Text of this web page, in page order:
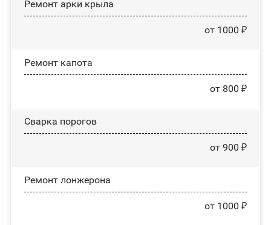
Ремонт арки крыла
от 1000 ₽
Ремонт капота
от 800 ₽
Сварка порогов
от 900 ₽
Ремонт лонжерона
от 1000 ₽